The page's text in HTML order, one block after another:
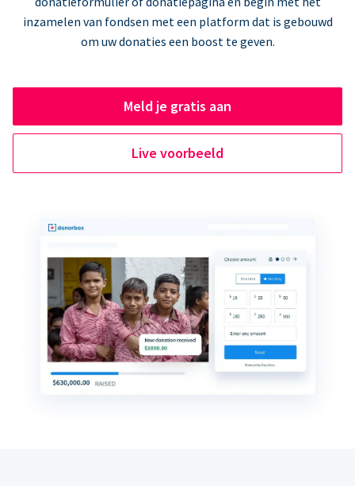
inzamelen van fondsen met een platform dat is gebouwd
om uw donaties een boost te geven.
Meld je gratis aan
Live voorbeeld